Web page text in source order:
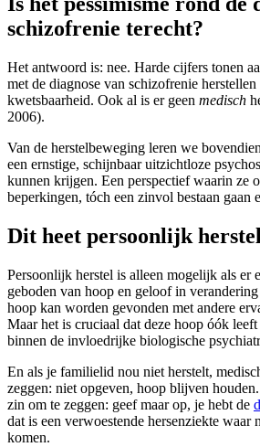
schizofrenie terecht?
Het antwoord is: nee. Harde cijfers tonen
met de diagnose van schizofrenie
kwetsbaarheid. Ook al is er geen medisch
2006).
Van de herstelbeweging leren we
een ernstige, schijnbaar uitzichtloze
kunnen krijgen. Een perspectief waarin ze
beperkingen, tóch een zinvol bestaan gaan
Dit heet persoonlijk herstel
Persoonlijk herstel is alleen mogelijk als er
geboden van hoop en geloof in
hoop kan worden gevonden met andere
Maar het is cruciaal dat deze hoop óók
binnen de invloedrijke biologische
En als je familielid nou niet herstelt,
zeggen: niet opgeven, hoop blijven
zin om te zeggen: geef maar op, je hebt de
dat is een verwoestende hersenziekte waar
komen.